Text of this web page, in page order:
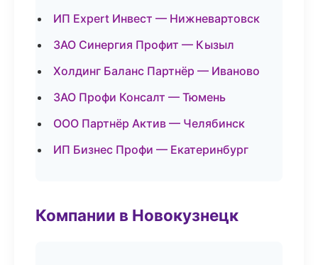
ИП Expert Инвест — Нижневартовск
ЗАО Синергия Профит — Кызыл
Холдинг Баланс Партнёр — Иваново
ЗАО Профи Консалт — Тюмень
ООО Партнёр Актив — Челябинск
ИП Бизнес Профи — Екатеринбург
Компании в Новокузнецк